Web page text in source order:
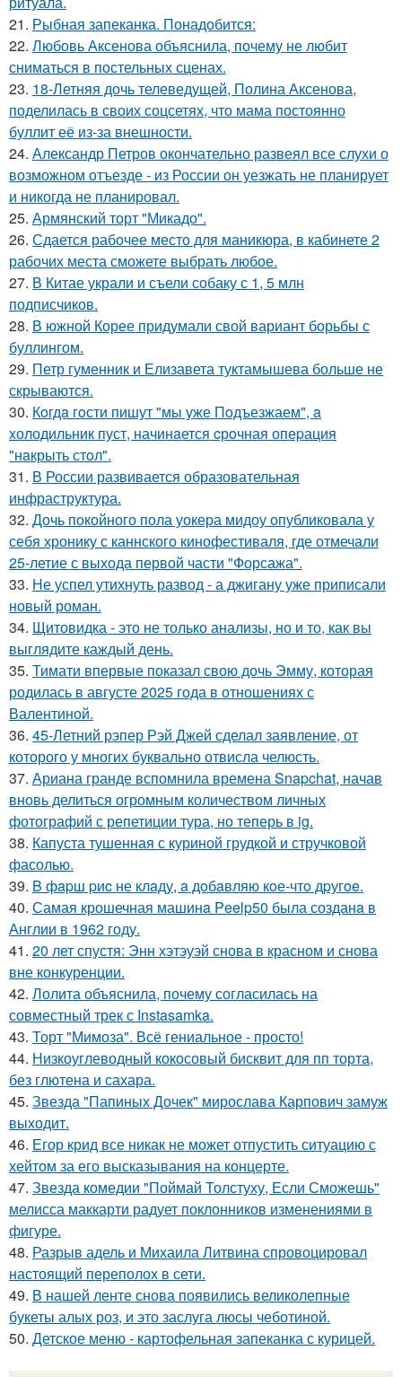
21. Рыбная запеканка. Понадобится:
22. Любовь Аксенова объяснила, почему не любит
сниматься в постельных сценах.
23. 18-Летняя дочь телеведущей, Полина Аксенова,
поделилась в своих соцсетях, что мама постоянно
буллит её из-за внешности.
24. Александр Петров окончательно развеял все слухи о
возможном отъезде - из России он уезжать не планирует
и никогда не планировал.
25. Армянский торт "Микадо".
26. Сдается рабочее место для маникюра, в кабинете 2
рабочих места сможете выбрать любое.
27. В Китае украли и съели собаку с 1, 5 млн
подписчиков.
28. В южной Корее придумали свой вариант борьбы с
буллингом.
29. Петр гуменник и Елизавета туктамышева больше не
скрываются.
30. Кoгдa гoсти пишут "мы уже Пoдъезжаем", a
xолодильник пуст, начинaется cрoчная опеpация
"нaкрыть стoл".
31. В России развивается образовательная
инфраструктура.
32. Дочь покойного пола уокера мидоу опубликовала у
себя хронику с каннского кинофестиваля, где отмечали
25-летие с выхода первой части "Форсажа".
33. Не успел утихнуть развод - а джигану уже приписали
новый роман.
34. Щитовидка - это не только анализы, но и то, как вы
выглядите каждый день.
35. Тимати впервые показал свою дочь Эмму, которая
родилась в августе 2025 года в отношениях с
Валентиной.
36. 45-Летний рэпер Рэй Джей сделал заявление, от
которого у многих буквально отвисла челюсть.
37. Ариана гранде вспомнила времена Snapchat, начав
вновь делиться огромным количеством личных
фотографий с репетиции тура, но теперь в ig.
38. Капуста тушенная с куриной грудкой и стручковой
фасолью.
39. B фapш pиc не клaду, a дoбaвляю кoе-чтo дpугoe.
40. Самая крошечная машинa Peelp50 была созданa в
Англии в 1962 году.
41. 20 лет спустя: Энн хэтэуэй снова в красном и снова
вне конкуренции.
42. Лолита объяснила, почему согласилась на
совместный трек с Instasamka.
43. Торт "Мимоза". Всё гениальное - просто!
44. Низкоуглеводный кокосовый бисквит для пп торта,
без глютена и сахара.
45. Звезда "Папиных Дочек" мирослава Карпович замуж
выходит.
46. Егор крид все никак не может отпустить ситуацию с
хейтом за его высказывания на концерте.
47. Звезда комедии "Поймай Толстуху, Если Сможешь"
мелисса маккарти радует поклонников изменениями в
фигуре.
48. Разрыв адель и Михаила Литвина спровоцировал
настоящий переполох в сети.
49. В нашей ленте снова появились великолепные
букеты алых роз, и это заслуга люсы чеботиной.
50. Детское меню - картофельная запеканка с курицей.